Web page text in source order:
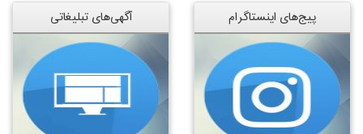
پیج‌های اینستاگرام آگهی‌های تبلیغاتی